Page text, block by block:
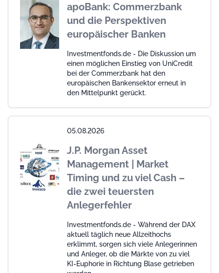
apoBank: Commerzbank
und die Perspektiven
europäischer Banken
Investmentfonds.de - Die Diskussion um
einen möglichen Einstieg von UniCredit
bei der Commerzbank hat den
europäischen Bankensektor erneut in
den Mittelpunkt gerückt.
05.08.2026
J.P. Morgan Asset
Management | Market
Timing und zu viel Cash –
die zwei teuersten
Anlegerfehler
Investmentfonds.de - Während der DAX
aktuell täglich neue Allzeithochs
erklimmt, sorgen sich viele Anlegerinnen
und Anleger, ob die Märkte von zu viel
KI-Euphorie in Richtung Blase getrieben